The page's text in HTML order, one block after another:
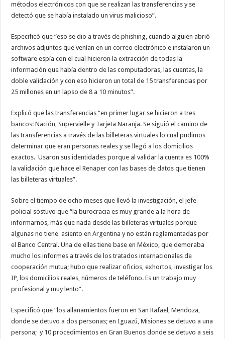
métodos electrónicos con que se realizan las transferencias y se
detectó que se había instalado un virus malicioso”.
Especificó que “eso se dio a través de phishing, cuando alguien abrió
archivos adjuntos que venían en un correo electrónico e instalaron un
software espía con el cual hicieron la extracción de todas la
información que había dentro de las computadoras, las cuentas, la
doble validación y con eso hicieron un total de 15 transferencias por
25 millones en un lapso de 8 a 10 minutos”.
Explicó que las transferencias “en primer lugar se hicieron a tres
bancos: Nación, Supervielle y Tarjeta Naranja. Se siguió el camino de
las transferencias a través de las billeteras virtuales lo cual pudimos
determinar que eran personas reales y se llegó a los domicilios
exactos. Usaron sus identidades porque al validar la cuenta es 100%
la validación que hace el Renaper con las bases de datos que tienen
las billeteras virtuales”.
Sobre el tiempo de ocho meses que llevó la investigación, el jefe
policial sostuvo que “la burocracia es muy grande a la hora de
informarnos, más que nada desde las billeteras virtuales porque
algunas no tiene asiento en Argentina y no están reglamentadas por
el Banco Central. Una de ellas tiene base en México, que demoraba
mucho los informes a través de los tratados internacionales de
cooperación mutua; hubo que realizar oficios, exhortos, investigar los
IP, los domicilios reales, números de teléfono. Es un trabajo muy
profesional y muy lento”.
Especificó que “los allanamientos fueron en San Rafael, Mendoza,
donde se detuvo a dos personas; en Iguazú, Misiones se detuvo a una
persona; y 10 procedimientos en Gran Buenos donde se detuvo a seis